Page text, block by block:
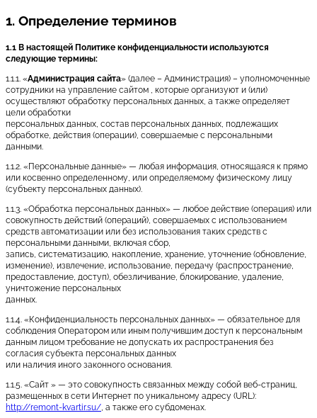
1. Определение терминов
1.1 В настоящей Политике конфиденциальности используются
следующие термины:
1.1.1. «Администрация сайта» (далее – Администрация) – уполномоченные
сотрудники на управление сайтом , которые организуют и (или)
осуществляют обработку персональных данных, а также определяет
цели обработки
персональных данных, состав персональных данных, подлежащих
обработке, действия (операции), совершаемые с персональными
данными.
1.1.2. «Персональные данные» — любая информация, относящаяся к прямо
или косвенно определенному, или определяемому физическому лицу
(субъекту персональных данных).
1.1.3. «Обработка персональных данных» — любое действие (операция) или
совокупность действий (операций), совершаемых с использованием
средств автоматизации или без использования таких средств с
персональными данными, включая сбор,
запись, систематизацию, накопление, хранение, уточнение (обновление,
изменение), извлечение, использование, передачу (распространение,
предоставление, доступ), обезличивание, блокирование, удаление,
уничтожение персональных
данных.
1.1.4. «Конфиденциальность персональных данных» — обязательное для
соблюдения Оператором или иным получившим доступ к персональным
данным лицом требование не допускать их распространения без
согласия субъекта персональных данных
или наличия иного законного основания.
1.1.5. «Сайт » — это совокупность связанных между собой веб-страниц,
размещенных в сети Интернет по уникальному адресу (URL):
http://remont-kvartir.su/ , а также его субдоменах.